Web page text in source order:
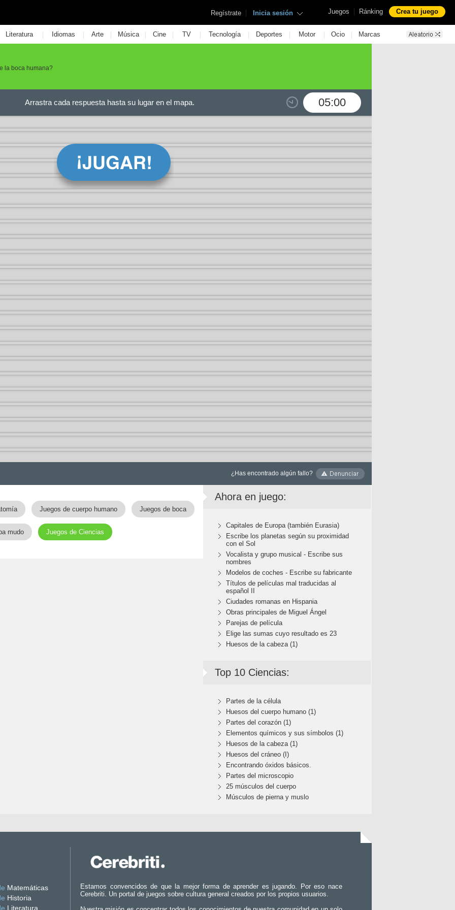
Juegos | Ránking Crea tu juego
Regístrate | Inicia sesión
Literatura | Idiomas | Arte | Música | Cine | TV | Tecnología | Deportes | Motor | Ocio | Marcas
la boca humana?
05:00
Arrastra cada respuesta hasta su lugar en el mapa.
¿Has encontrado algún fallo?
Juegos de cuerpo humano Juegos de boca
mudo Juegos de Ciencias
Ahora en juego:
Capitales de Europa (también Eurasia)
Escribe los planetas según su proximidad
con el Sol
Vocalista y grupo musical - Escribe sus
nombres
Modelos de coches - Escribe su fabricante
Títulos de películas mal traducidas al
español II
Ciudades romanas en Hispania
Obras principales de Miguel Ángel
Parejas de película
Elige las sumas cuyo resultado es 23
Huesos de la cabeza (1)
Top 10 Ciencias:
Partes de la célula
Huesos del cuerpo humano (1)
Partes del corazón (1)
Elementos químicos y sus símbolos (1)
Huesos de la cabeza (1)
Huesos del cráneo (I)
Encontrando óxidos básicos.
Partes del microscopio
25 músculos del cuerpo
Músculos de pierna y muslo
Matemáticas
Historia
Literatura
Estamos convencidos de que la mejor forma de aprender es jugando. Por eso nace
Cerebriti. Un portal de juegos sobre cultura general creados por los propios usuarios.